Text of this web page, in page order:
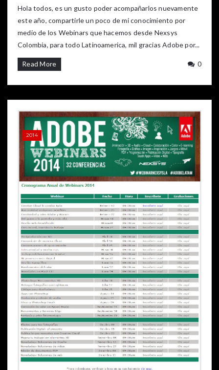
Hola todos, es un gusto poder acompañarlos nuevamente
este año, compartirle un poco de mi conocimiento por
medio de los Webinars que hacemos desde Nexsys
Colombia, para todo Latinoamerica, mil gracias Adobe por...
Read More 0
2014